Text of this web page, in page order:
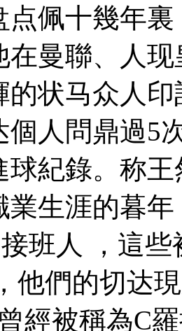
佩十幾年裏
在曼聯、人现
状马众人印
达個人問鼎過5
紀錄。称
生涯的暮年
班人 ，
，他們的切达
經被稱為C羅